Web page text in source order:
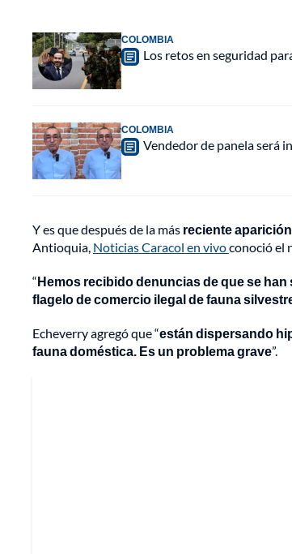
COLOMBIA
Los retos en seguridad
COLOMBIA
Vendedor de panela será
Y es que después de la más reciente
Antioquia, Noticias Caracol en vivoconoció el
“Hemos recibido denuncias de que se
flagelo de comercio ilegal de fauna
Echeverry agregó que “están dispersando
fauna doméstica. Es un problema grave”.